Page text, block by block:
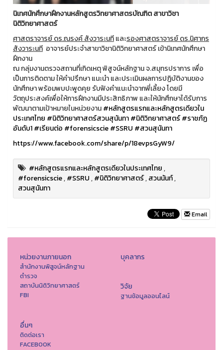
นิเทศนักศึกษาฝึกงานหลักสูตรวิทยาศาสตรบัณฑิต สาขาวิชา
นิติวิทยาศาสตร์
ศาสตราจารย์ ดร.ณรงค์ สังวาระนทีและรองศาสตราจารย์ ดร.นิศากร
สังวาระนที อาจารย์ประจำสาขาวิชานิติวิทยาศาสตร์ เข้านิเทศนักศึกษา
ฝึกงาน
ณ กลุ่มงานตรวจสถานที่เกิดเหตุ พิสูจน์หลักฐาน จ.สมุทรปราการ เพื่อ
เป็นการติดตาม ให้คำปรึกษา แนะนำ และประเมินผลการปฏิบัติงานของ
นักศึกษา พร้อมพบปะพูดคุย รับฟังคำแนะนำจากพี่เลี้ยง โดยมี
วัตถุประสงค์เพื่อให้การฝึกงานมีประสิทธิภาพ และให้นักศึกษาได้รับการ
พัฒนาตามเป้าหมายในหน่วยงาน#หลักสูตรแรกและหลักสูตรเดียวใน
ประเทศไทย #นิติวิทยาศาสตร์สวนสุนันทา#นิติวิทยาศาสตร์#ราชภัฏ
อันดับ1#เรียนต่อ #forensicscie#SSRU #สวนสุนันทา
https://www.facebook.com/share/p/18evpsGyW9/
#หลักสูตรแรกและหลักสูตรเดียวในประเทศไทย,
#forensicscie,#SSRU,#นิติวิทยาศาสตร์,สวนนันท์,
สวนสุนันทา
Email
หน่วยงานภายนอก
สำนักงานพิสูจน์หลักฐาน
ตำรวจ
สถาบันนิติวิทยาศาสตร์
FBI
บุคลากร
วิจัย
ฐานข้อมูลออนไลน์
อื่นๆ
ติดต่อเรา
FACEBOOK